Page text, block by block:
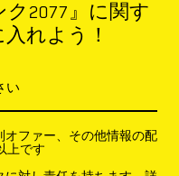
2077』に関す
れよう！
い
オファー、その他情報の配
上です